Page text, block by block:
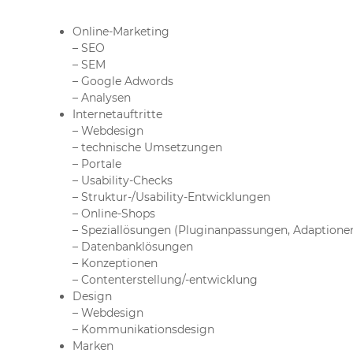
Online-Marketing
– SEO
– SEM
– Google Adwords
– Analysen
Internetauftritte
– Webdesign
– technische Umsetzungen
– Portale
– Usability-Checks
– Struktur-/Usability-Entwicklungen
– Online-Shops
– Speziallösungen (Pluginanpassungen,
– Datenbanklösungen
– Konzeptionen
– Contenterstellung/-entwicklung
Design
– Webdesign
– Kommunikationsdesign
Marken